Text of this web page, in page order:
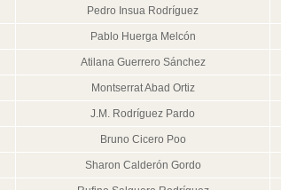
Pedro Insua Rodríguez
Pablo Huerga Melcón
Atilana Guerrero Sánchez
Montserrat Abad Ortiz
J.M. Rodríguez Pardo
Bruno Cicero Poo
Sharon Calderón Gordo